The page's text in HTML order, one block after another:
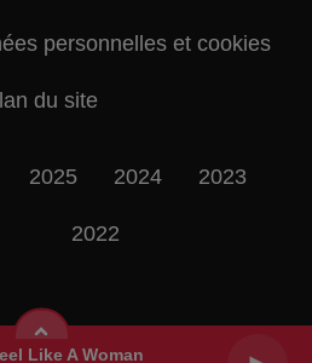
Like A Woman
personnelles et cookies
du site
2025 2024 2023
2022